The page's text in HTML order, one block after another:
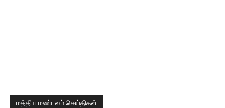
மத்திய மண்டலம் செய்திகள்